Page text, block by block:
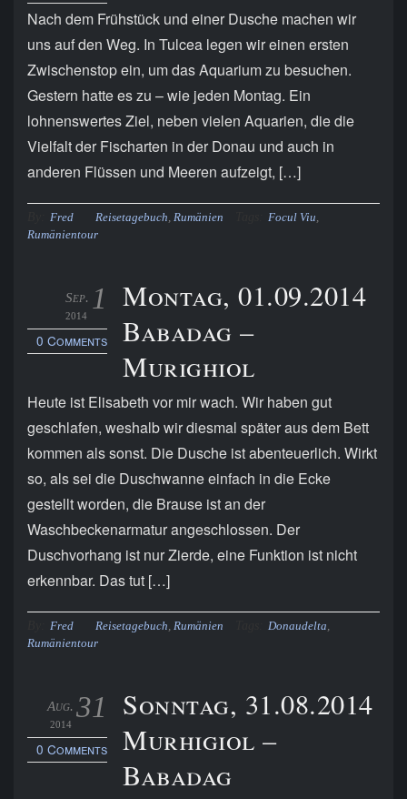
Nach dem Frühstück und einer Dusche machen wir
uns auf den Weg. In Tulcea legen wir einen ersten
Zwischenstop ein, um das Aquarium zu besuchen.
Gestern hatte es zu – wie jeden Montag. Ein
lohnenswertes Ziel, neben vielen Aquarien, die die
Vielfalt der Fischarten in der Donau und auch in
anderen Flüssen und Meeren aufzeigt, […]
Fred Reisetagebuch Rumänien Focul Viu
Rumänientour
1
Sep.
2014
0 Comments
Montag, 01.09.2014
Babadag –
Murighiol
Heute ist Elisabeth vor mir wach. Wir haben gut
geschlafen, weshalb wir diesmal später aus dem Bett
kommen als sonst. Die Dusche ist abenteuerlich. Wirkt
so, als sei die Duschwanne einfach in die Ecke
gestellt worden, die Brause ist an der
Waschbeckenarmatur angeschlossen. Der
Duschvorhang ist nur Zierde, eine Funktion ist nicht
erkennbar. Das tut […]
Fred Reisetagebuch Rumänien Donaudelta
Rumänientour
31
Aug.
2014
0 Comments
Sonntag, 31.08.2014
Murhigiol –
Babadag